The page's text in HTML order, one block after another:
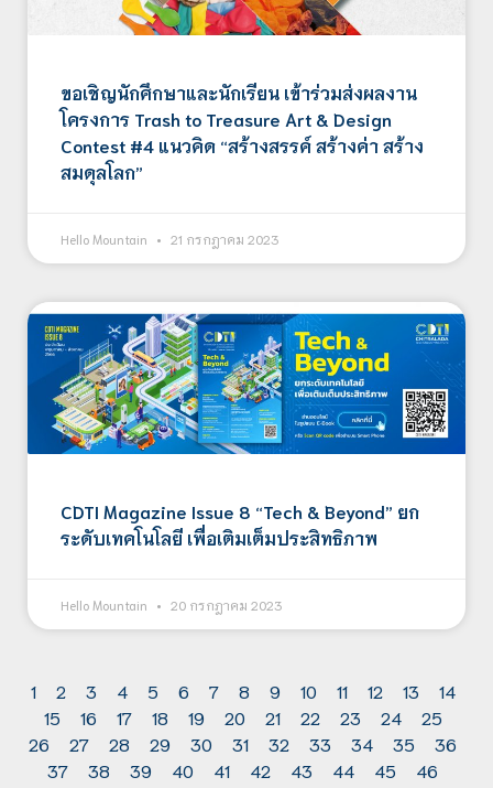
ขอเชิญนักศึกษาและนักเรียน เข้าร่วมส่งผลงาน
โครงการ Trash to Treasure Art & Design
Contest #4 แนวคิด “สร้างสรรค์ สร้างค่า สร้าง
สมดุลโลก”
Hello Mountain 21 กรกฎาคม 2023
CDTI Magazine Issue 8 “Tech & Beyond” ยก
ระดับเทคโนโลยี เพื่อเติมเต็มประสิทธิภาพ
Hello Mountain 20 กรกฎาคม 2023
1 2 3 4 5 6 7 8 9 10 11 12 13
14
15
16 17 18 19 20 21 22 23 24
25
26
27 28 29 30 31 32 33 34 35
36
37
38 39 40 41 42 43 44 45
46